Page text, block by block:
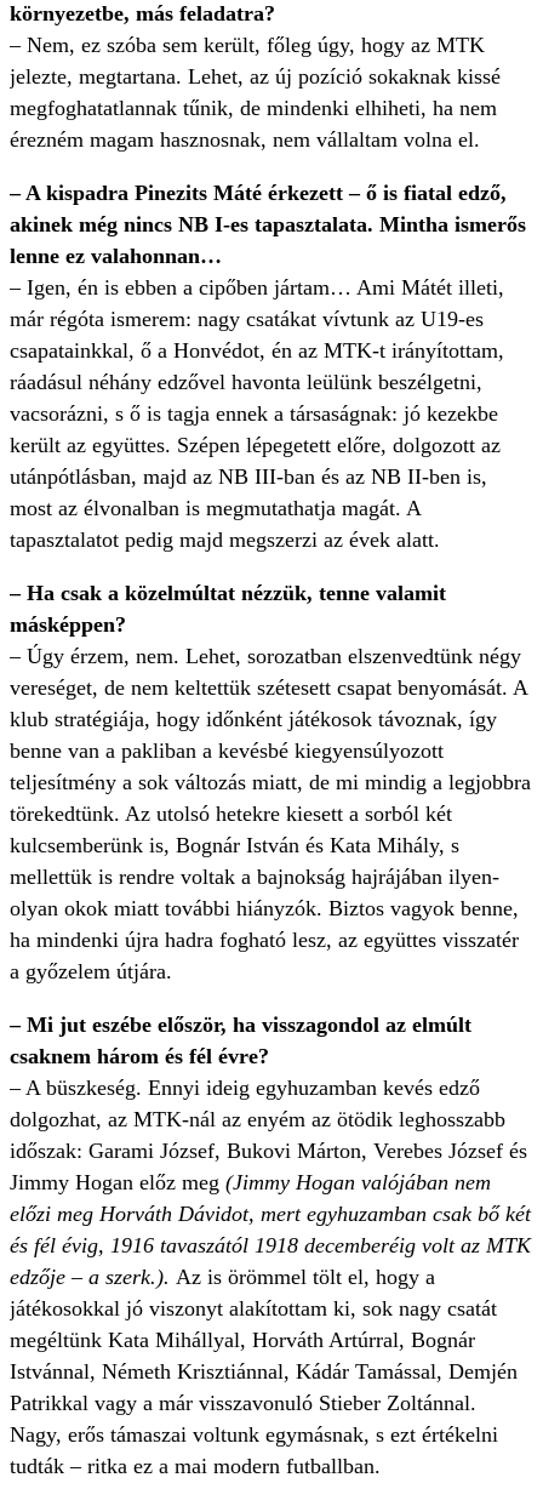
környezetbe, más feladatra?
– Nem, ez szóba sem került, főleg úgy, hogy az MTK
jelezte, megtartana. Lehet, az új pozíció sokaknak kissé
megfoghatatlannak tűnik, de mindenki elhiheti, ha nem
érezném magam hasznosnak, nem vállaltam volna el.
– A kispadra Pinezits Máté érkezett – ő is fiatal edző,
akinek még nincs NB I-es tapasztalata. Mintha ismerős
lenne ez valahonnan…
– Igen, én is ebben a cipőben jártam… Ami Mátét illeti,
már régóta ismerem: nagy csatákat vívtunk az U19-es
csapatainkkal, ő a Honvédot, én az MTK-t irányítottam,
ráadásul néhány edzővel havonta leülünk beszélgetni,
vacsorázni, s ő is tagja ennek a társaságnak: jó kezekbe
került az együttes. Szépen lépegetett előre, dolgozott az
utánpótlásban, majd az NB III-ban és az NB II-ben is,
most az élvonalban is megmutathatja magát. A
tapasztalatot pedig majd megszerzi az évek alatt.
– Ha csak a közelmúltat nézzük, tenne valamit
másképpen?
– Úgy érzem, nem. Lehet, sorozatban elszenvedtünk négy
vereséget, de nem keltettük szétesett csapat benyomását. A
klub stratégiája, hogy időnként játékosok távoznak, így
benne van a pakliban a kevésbé kiegyensúlyozott
teljesítmény a sok változás miatt, de mi mindig a legjobbra
törekedtünk. Az utolsó hetekre kiesett a sorból két
kulcsemberünk is, Bognár István és Kata Mihály, s
mellettük is rendre voltak a bajnokság hajrájában ilyen-
olyan okok miatt további hiányzók. Biztos vagyok benne,
ha mindenki újra hadra fogható lesz, az együttes visszatér
a győzelem útjára.
– Mi jut eszébe először, ha visszagondol az elmúlt
csaknem három és fél évre?
– A büszkeség. Ennyi ideig egyhuzamban kevés edző
dolgozhat, az MTK-nál az enyém az ötödik leghosszabb
időszak: Garami József, Bukovi Márton, Verebes József és
Jimmy Hogan előz meg (Jimmy Hogan valójában nem
előzi meg Horváth Dávidot, mert egyhuzamban csak bő két
és fél évig, 1916 tavaszától 1918 decemberéig volt az MTK
edzője – a szerk.). Az is örömmel tölt el, hogy a
játékosokkal jó viszonyt alakítottam ki, sok nagy csatát
megéltünk Kata Mihállyal, Horváth Artúrral, Bognár
Istvánnal, Németh Krisztiánnal, Kádár Tamással, Demjén
Patrikkal vagy a már visszavonuló Stieber Zoltánnal.
Nagy, erős támaszai voltunk egymásnak, s ezt értékelni
tudták – ritka ez a mai modern futballban.